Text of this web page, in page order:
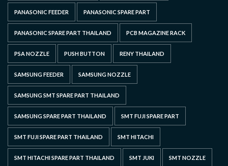
PANASONIC FEEDER PANASONIC SPARE PART
PANASONIC SPARE PART THAILAND PCB MAGAZINE RACK
PSA NOZZLE PUSH BUTTON RENY THAILAND
SAMSUNG FEEDER SAMSUNG NOZZLE
SAMSUNG SMT SPARE PART THAILAND
SAMSUNG SPARE PART THAILAND SMT FUJI SPARE PART
SMT FUJI SPARE PART THAILAND SMT HITACHI
SMT HITACHI SPARE PART THAILAND SMT JUKI SMT NOZZLE